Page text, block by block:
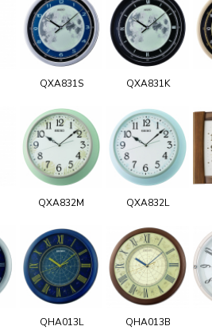
QXA831S QXA831K
QXA832M QXA832L
QHA013L QHA013B